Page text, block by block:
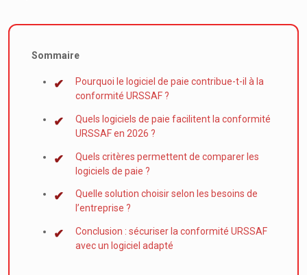
Sommaire
Pourquoi le logiciel de paie contribue-t-il à la
conformité URSSAF ?
Quels logiciels de paie facilitent la conformité
URSSAF en 2026 ?
Quels critères permettent de comparer les
logiciels de paie ?
Quelle solution choisir selon les besoins de
l’entreprise ?
Conclusion : sécuriser la conformité URSSAF
avec un logiciel adapté